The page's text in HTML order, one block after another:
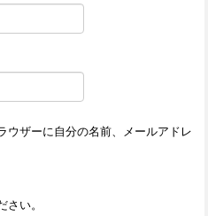
ウザーに自分の名前、メールアドレ
い。